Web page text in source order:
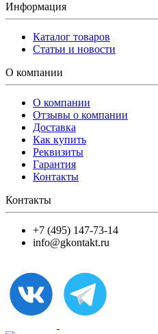
Информация
Каталог товаров
Статьи и новости
О компании
О компании
Отзывы о компании
Доставка
Как купить
Реквизиты
Гарантия
Контакты
Контакты
+7 (495) 147-73-14
info@gkontakt.ru